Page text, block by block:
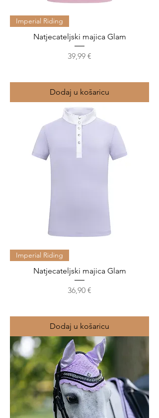
Imperial Riding
Natjecateljski majica Glam
Cijena
39,99 €
Dodaj u košaricu
Imperial Riding
Natjecateljski majica Glam
Cijena
36,90 €
Dodaj u košaricu